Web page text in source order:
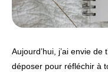
Aujourd’hui, j’ai envie
déposer pour réfléchir à